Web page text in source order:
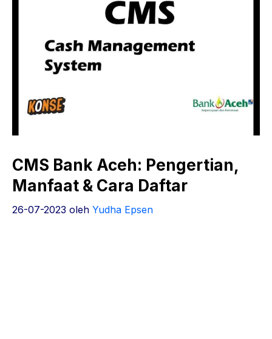
CMS Bank Aceh: Pengertian,
Manfaat & Cara Daftar
26-07-2023 oleh Yudha Epsen